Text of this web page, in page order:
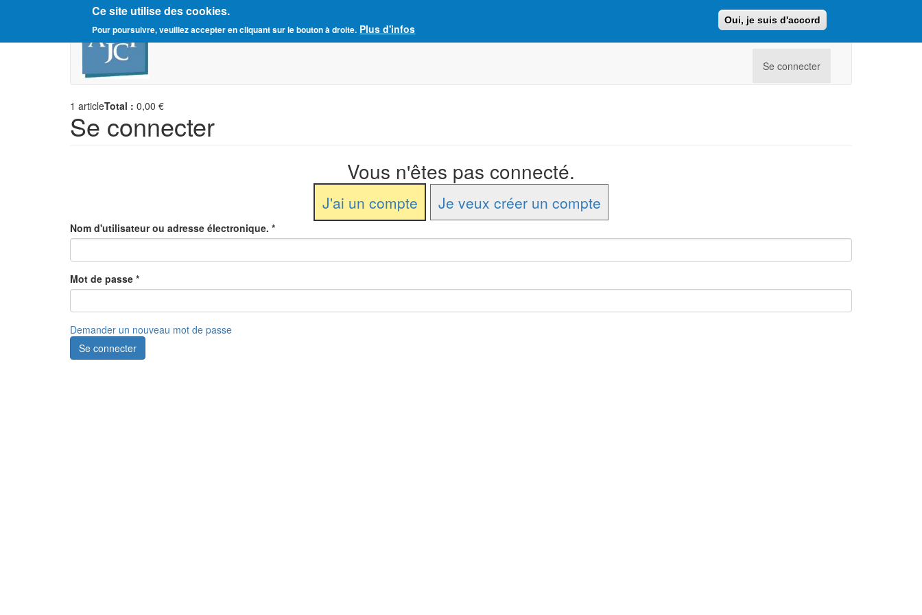
Ce site utilise des cookies.
Pour poursuivre, veuillez accepter en cliquant sur le bouton à droite. Plus d'infos
Oui, je suis d'accord
Amitié Judéo-Chrétienne de France Accueil Retour au site ajcf.fr
Se connecter
1 articleTotal : 0,00 €
Se connecter
Vous n'êtes pas connecté.
J'ai un compte Je veux créer un compte
Nom d'utilisateur ou adresse électronique. *
Mot de passe *
Demander un nouveau mot de passe
Se connecter